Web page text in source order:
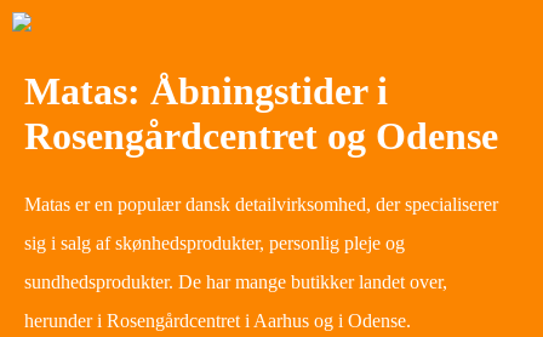
Matas: Åbningstider i
Rosengårdcentret og Odense
Matas er en populær dansk detailvirksomhed, der specialiserer
sig i salg af skønhedsprodukter, personlig pleje og
sundhedsprodukter. De har mange butikker landet over,
herunder i Rosengårdcentret i Aarhus og i Odense.